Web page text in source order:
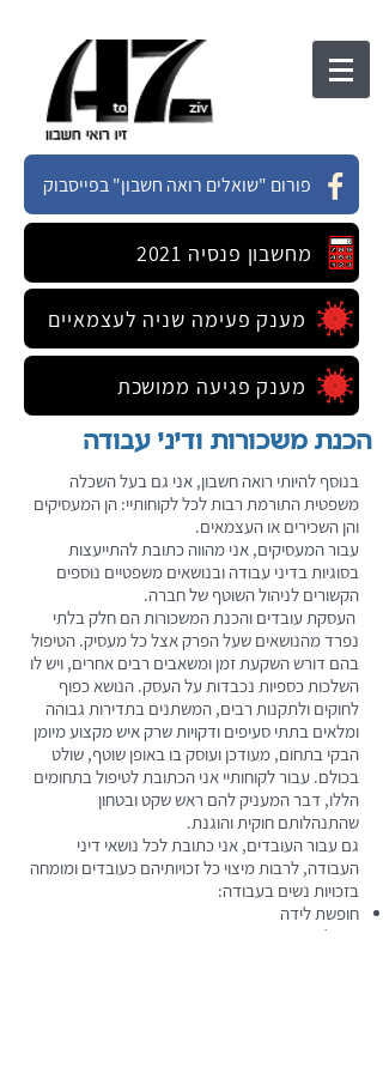
פורום "שואלים רואה חשבון" בפייסבוק
מחשבון פנסיה 2021
מענק פעימה שניה לעצמאיים
מענק פגיעה ממושכת
הכנת משכורות ודיני עבודה
בנוסף להיותי רואה חשבון, אני גם בעל השכלה
משפטית התורמת רבות לכל לקוחותיי: הן המעסיקים
והן השכירים או העצמאים.
עבור המעסיקים, אני מהווה כתובת להתייעצות
בסוגיות בדיני עבודה ובנושאים משפטיים נוספים
הקשורים לניהול השוטף של חברה.
העסקת עובדים והכנת המשכורות הם חלק בלתי
נפרד מהנושאים שעל הפרק אצל כל מעסיק. הטיפול
בהם דורש השקעת זמן ומשאבים רבים אחרים, ויש לו
השלכות כספיות נכבדות על העסק. הנושא כפוף
לחוקים ולתקנות רבים, המשתנים בתדירות גבוהה
ומלאים בתתי סעיפים ודקויות שרק איש מקצוע מיומן
הבקי בתחום, מעודכן ועוסק בו באופן שוטף, שולט
בכולם. עבור לקוחותיי אני הכתובת לטיפול בתחומים
הללו, דבר המעניק להם ראש שקט ובטחון
שהתנהלותם חוקית והוגנת.
גם עבור העובדים, אני כתובת לכל נושאי דיני
העבודה, לרבות מיצוי כל זכויותיהם כעובדים ומומחה
בזכויות נשים בעבודה:
חופשת לידה
טיפולי פוריות